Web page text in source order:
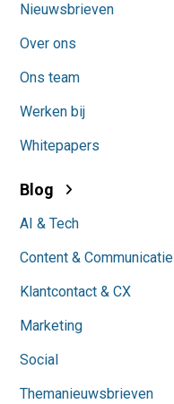
Nieuwsbrieven
Over ons
Ons team
Werken bij
Whitepapers
Blog
AI & Tech
Content & Communicatie
Klantcontact & CX
Marketing
Social
Themanieuwsbrieven